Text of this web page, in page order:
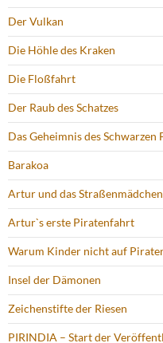
Der Vulkan
Die Höhle des Kraken
Die Floßfahrt
Der Raub des Schatzes
Das Geheimnis des Schwarzen
Barakoa
Artur und das
Artur`s erste Piratenfahrt
Warum Kinder nicht auf
Insel der Dämonen
Zeichenstifte der Riesen
PIRINDIA – Start der